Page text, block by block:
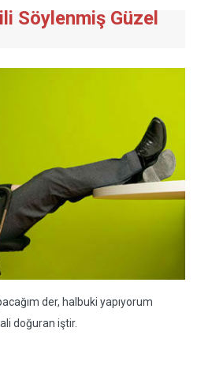
Söylenmiş Güzel
der, halbuki yapıyorum
doğuran iştir.